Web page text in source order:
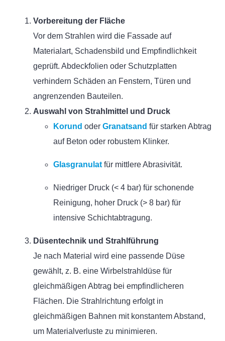
Vorbereitung der Fläche
Vor dem Strahlen wird die Fassade auf
Materialart, Schadensbild und Empfindlichkeit
geprüft. Abdeckfolien oder Schutzplatten
verhindern Schäden an Fenstern, Türen und
angrenzenden Bauteilen.
Auswahl von Strahlmittel und Druck
Korund oder Granatsand für starken Abtrag
auf Beton oder robustem Klinker.
Glasgranulat für mittlere Abrasivität.
Niedriger Druck (< 4 bar) für schonende
Reinigung, hoher Druck (> 8 bar) für
intensive Schichtabtragung.
Düsentechnik und Strahlführung
Je nach Material wird eine passende Düse
gewählt, z. B. eine Wirbelstrahldüse für
gleichmäßigen Abtrag bei empfindlicheren
Flächen. Die Strahlrichtung erfolgt in
gleichmäßigen Bahnen mit konstantem Abstand,
um Materialverluste zu minimieren.